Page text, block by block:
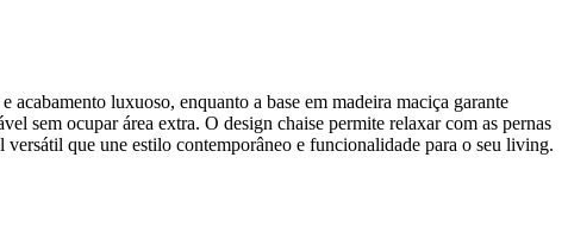
luxuoso, enquanto a base em madeira maciça garante
sem ocupar área extra. O design chaise permite relaxar com as pernas
que une estilo contemporâneo e funcionalidade para o seu living.